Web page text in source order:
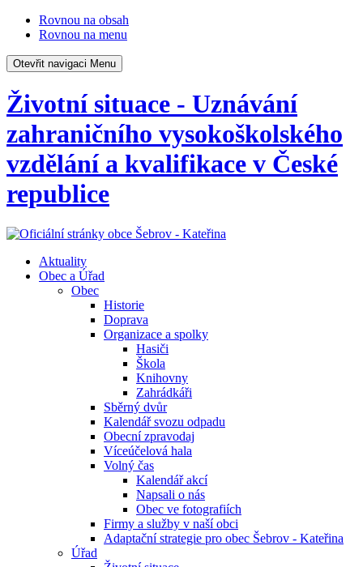
Rovnou na obsah
Rovnou na menu
Otevřit navigaci Menu
Životní situace - Uznávání
zahraničního vysokoškolského
vzdělání a kvalifikace v České
republice
Aktuality
Obec a Úřad
Obec
Historie
Doprava
Organizace a spolky
Hasiči
Škola
Knihovny
Zahrádkáři
Sběrný dvůr
Kalendář svozu odpadu
Obecní zpravodaj
Víceúčelová hala
Volný čas
Kalendář akcí
Napsali o nás
Obec ve fotografiích
Firmy a služby v naší obci
Adaptační strategie pro obec Šebrov - Kateřina
Úřad